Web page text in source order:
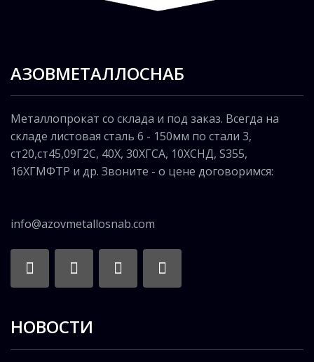
АЗОВМЕТАЛЛОСНАБ
Металлопрокат со склада и под заказ. Всегда на
складе листовая сталь 6 - 150мм по стали 3,
ст20,ст45,09Г2С, 40Х, 30ХГСА, 10ХСНД, S355,
16ХГМФТР и др. Звоните - о цене договоримся:
info@azovmetallosnab.com
НОВОСТИ